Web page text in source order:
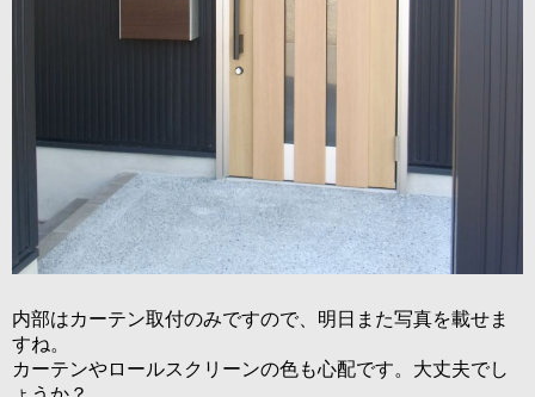
内部はカーテン取付のみですので、明日また写真を載せま
すね。
カーテンやロールスクリーンの色も心配です。大丈夫でし